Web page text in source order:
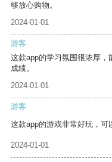
够放心购物。
2024-01-01
游客
这款app的学习氛围很浓厚
成绩。
2024-01-01
游客
这款app的游戏非常好玩，可
2024-01-01